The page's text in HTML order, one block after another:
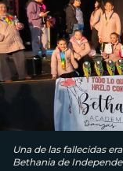
Una de las fallecidas
Bethania de